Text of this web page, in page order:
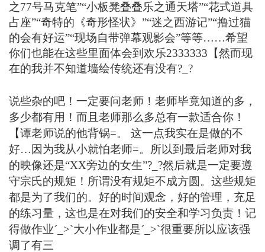
之77号马克笔”“小板凳叠叠乐之通天塔”“花式道具
占座”“奇特的《奇形怪状》”“迷之西游记”“撸过猫
的会有好运”“现场自带弹幕观影会”等等……希望
你们也能在这些里面体会到欢乐2333333【然而现
在的我并不知道墙绘传统还有没有?_?
说些杂的吧！一定要问老师！老师毕竟知道的多，
多少都有用！而且老师那么多总有一款适合你！
【谭老师说的他背锅=。 这一点我实在是做的不
好…因为我从小就怕老师=。所以到最后老师对我
的映像还是“XX旁边的女生”?_?然后就是一定要遵
守宗氏的规矩！所谓没有规矩不成方圆。这些规矩
都是为了我们的。好的时间观念，好的管理，充足
的练习量，这也是在对我们的安全和学习负责！ 记
得做作业ˊ_>ˋ大小作业都是ˊ_>ˋ很重要所以应该强
调了有三